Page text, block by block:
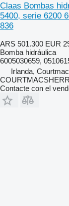
Claas Bombas
5400, serie 6200
836
ARS 501.300 EUR
Bomba hidráulica
6005030659,
Irlanda,
Contacte con el